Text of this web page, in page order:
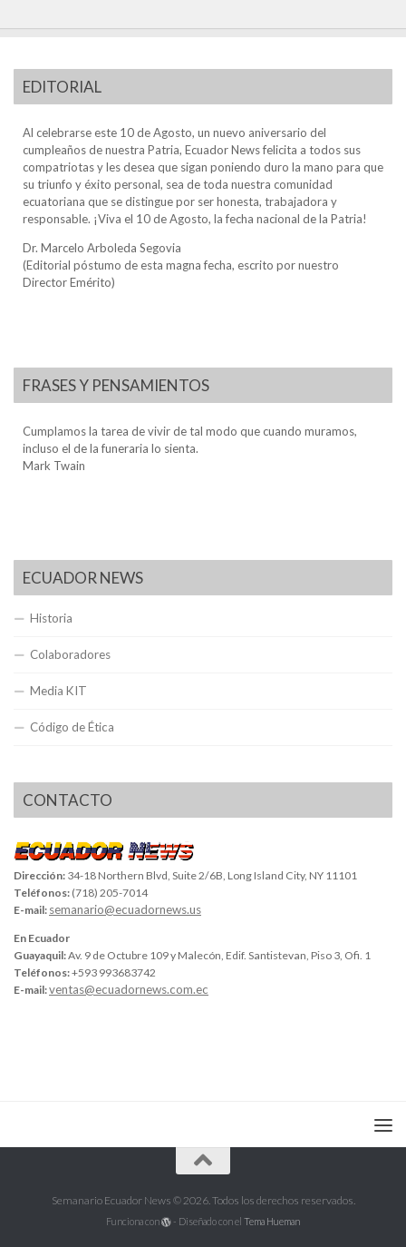
EDITORIAL
Al celebrarse este 10 de Agosto, un nuevo aniversario del
cumpleaños de nuestra Patria, Ecuador News felicita a todos sus
compatriotas y les desea que sigan poniendo duro la mano para que
su triunfo y éxito personal, sea de toda nuestra comunidad
ecuatoriana que se distingue por ser honesta, trabajadora y
responsable. ¡Viva el 10 de Agosto, la fecha nacional de la Patria!
Dr. Marcelo Arboleda Segovia
(Editorial póstumo de esta magna fecha, escrito por nuestro
Director Emérito)
FRASES Y PENSAMIENTOS
Cumplamos la tarea de vivir de tal modo que cuando muramos,
incluso el de la funeraria lo sienta.
Mark Twain
ECUADOR NEWS
Historia
Colaboradores
Media KIT
Código de Ética
CONTACTO
Dirección: 34-18 Northern Blvd, Suite 2/6B, Long Island City, NY 11101
Teléfonos: (718) 205-7014
E-mail: semanario@ecuadornews.us
En Ecuador
Guayaquil:Av. 9 de Octubre 109 y Malecón, Edif. Santistevan, Piso 3, Ofi. 1
Teléfonos:+593 993683742
E-mail:ventas@ecuadornews.com.ec
Semanario Ecuador News © 2026. Todos los derechos reservados.
Funciona con - Diseñado con el Tema Hueman